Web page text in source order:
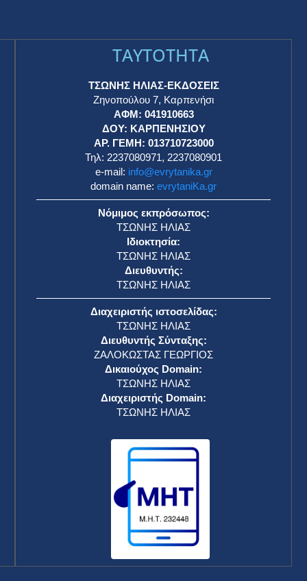
TAYTOTHTA
ΤΣΩΝΗΣ ΗΛΙΑΣ-ΕΚΔΟΣΕΙΣ
Ζηνοπούλου 7, Καρπενήσι
ΑΦΜ: 041910663
ΔΟΥ: ΚΑΡΠΕΝΗΣΙΟΥ
ΑΡ. ΓΕΜΗ: 013710723000
Τηλ: 2237080971, 2237080901
e-mail: info@evrytanika.gr
domain name: evrytaniKa.gr
Νόμιμος εκπρόσωπος:
ΤΣΩΝΗΣ ΗΛΙΑΣ
Ιδιοκτησία:
ΤΣΩΝΗΣ ΗΛΙΑΣ
Διευθυντής:
ΤΣΩΝΗΣ ΗΛΙΑΣ
Διαχειριστής ιστοσελίδας:
ΤΣΩΝΗΣ ΗΛΙΑΣ
Διευθυντής Σύνταξης:
ΖΑΛΟΚΩΣΤΑΣ ΓΕΩΡΓΙΟΣ
Δικαιούχος Domain:
ΤΣΩΝΗΣ ΗΛΙΑΣ
Διαχειριστής Domain:
ΤΣΩΝΗΣ ΗΛΙΑΣ